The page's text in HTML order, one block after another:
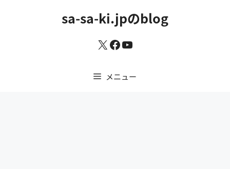
sa-sa-ki.jpのblog
X Facebook
YouTube
メニュー